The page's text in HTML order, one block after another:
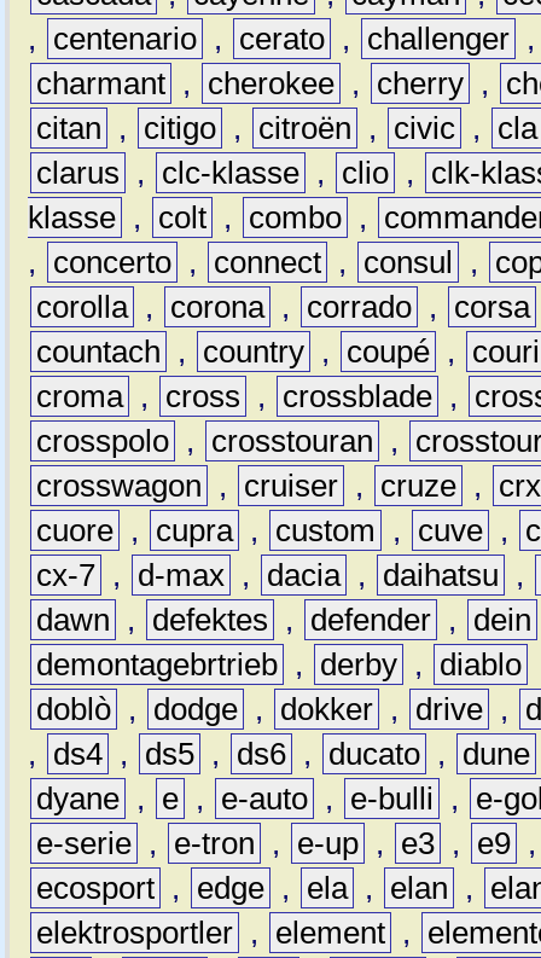
,
centenario , cerato , challenger
charmant , cherokee , cherry ,
citan
, citigo , citroën , civic ,
cla
clarus
, clc-klasse , clio ,
clk-
klasse , colt , combo ,
,
concerto , connect , consul ,
corolla , corona , corrado , corsa
countach
, country , coupé ,
croma , cross , crossblade ,
crosspolo , crosstouran ,
crosswagon
, cruiser , cruze ,
crx
cuore , cupra , custom , cuve ,
cx-7 , d-max , dacia , daihatsu
,
dawn
, defektes , defender , dein
demontagebrtrieb , derby , diablo
doblò , dodge , dokker , drive ,
,
ds4 , ds5 , ds6 , ducato , dune
dyane , e , e-auto , e-bulli ,
e-
e-serie , e-tron , e-up , e3 , e9
ecosport , edge , ela , elan ,
elektrosportler , element ,